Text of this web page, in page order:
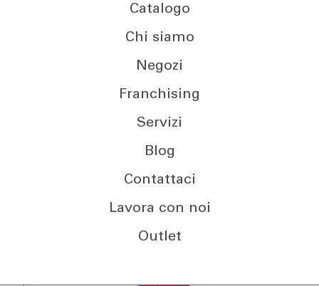
Catalogo
Chi siamo
Negozi
Franchising
Servizi
Blog
Contattaci
Lavora con noi
Outlet